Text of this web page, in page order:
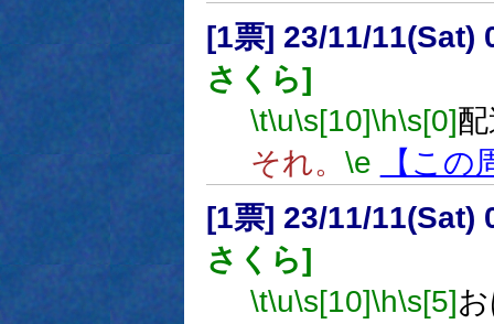
[1票] 23/11/11(Sat)
さくら]
\t\u\s[10]\h\s[0]
それ。 \e
【この
[1票] 23/11/11(Sat)
さくら]
\t\u\s[10]\h\s[5]